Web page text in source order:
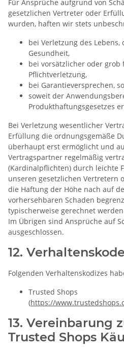
Für Ansprüche aufgrund von
gesetzlichen Vertreter oder
wurden, haften wir stets
bei Verletzung des
Gesundheit,
bei vorsätzlicher oder grob
Pflichtverletzung,
bei Garantieversprechen,
soweit der
Produkthaftungsgesetzes
Bei Verletzung wesentlicher
Erfüllung die ordnungsgemäße
überhaupt erst ermöglicht und
Vertragspartner regelmäßig
(Kardinalpflichten) durch leichte
unseren gesetzlichen Vertretern
die Haftung der Höhe nach auf
vorhersehbaren Schaden
typischerweise gerechnet
Im Übrigen sind Ansprüche auf
ausgeschlossen.
12.
Folgenden Verhaltenskodizes
Trusted Shops
(https://
13. Vereinbarung
Trusted Shops